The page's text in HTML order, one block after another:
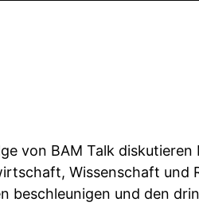
von BAM Talk
Wissenschaft und
beschleunigen und den